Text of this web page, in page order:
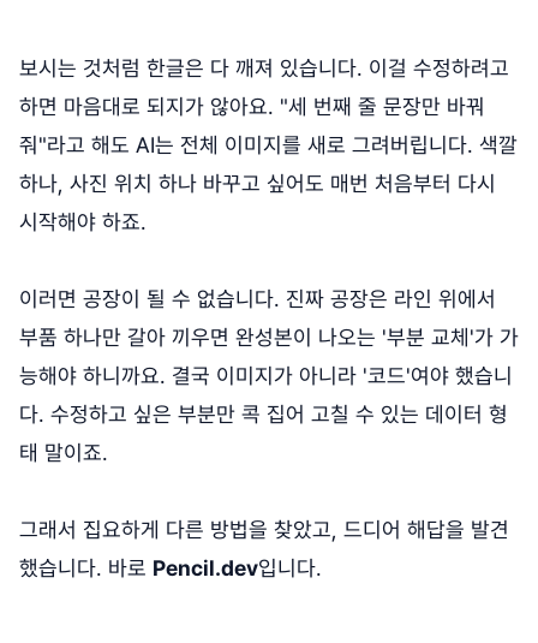
보시는 것처럼 한글은 다 깨져 있습니다. 이걸 수정하려고
하면 마음대로 되지가 않아요. "세 번째 줄 문장만 바꿔
줘"라고 해도 AI는 전체 이미지를 새로 그려버립니다. 색깔
하나, 사진 위치 하나 바꾸고 싶어도 매번 처음부터 다시
시작해야 하죠.
이러면 공장이 될 수 없습니다. 진짜 공장은 라인 위에서
부품 하나만 갈아 끼우면 완성본이 나오는 '부분 교체'가 가
능해야 하니까요. 결국 이미지가 아니라 '코드'여야 했습니
다. 수정하고 싶은 부분만 콕 집어 고칠 수 있는 데이터 형
태 말이죠.
그래서 집요하게 다른 방법을 찾았고, 드디어 해답을 발견
했습니다. 바로 Pencil.dev입니다.